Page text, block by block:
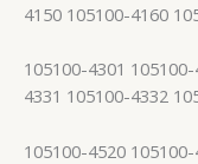
4150 105100-4160
105100-4301
4331 105100-4332
105100-4520